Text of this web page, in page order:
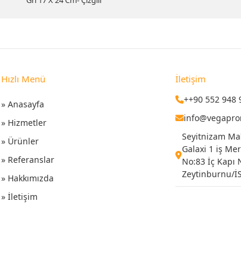
Hızlı Menü
» Anasayfa
» Hizmetler
» Ürünler
» Referanslar
» Hakkımızda
» İletişim
İletişim
++90 552 948
Seyitnizam
Galaxi 1 iş
No:83 İç Kapı
Zeytinburnu/